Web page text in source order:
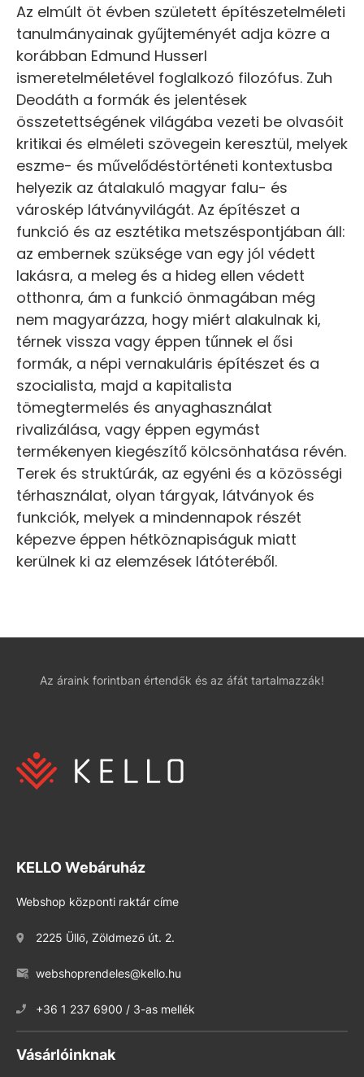
Az elmúlt öt évben született építészetelméleti
tanulmányainak gyűjteményét adja közre a
korábban Edmund Husserl
ismeretelméletével foglalkozó filozófus. Zuh
Deodáth a formák és jelentések
összetettségének világába vezeti be olvasóit
kritikai és elméleti szövegein keresztül, melyek
eszme- és művelődéstörténeti kontextusba
helyezik az átalakuló magyar falu- és
városkép látványvilágát. Az építészet a
funkció és az esztétika metszéspontjában áll:
az embernek szüksége van egy jól védett
lakásra, a meleg és a hideg ellen védett
otthonra, ám a funkció önmagában még
nem magyarázza, hogy miért alakulnak ki,
térnek vissza vagy éppen tűnnek el ősi
formák, a népi vernakuláris építészet és a
szocialista, majd a kapitalista
tömegtermelés és anyaghasználat
rivalizálása, vagy éppen egymást
termékenyen kiegészítő kölcsönhatása révén.
Terek és struktúrák, az egyéni és a közösségi
térhasználat, olyan tárgyak, látványok és
funkciók, melyek a mindennapok részét
képezve éppen hétköznapiságuk miatt
kerülnek ki az elemzések látóteréből.
Az áraink forintban értendők és az áfát tartalmazzák!
KELLO Webáruház
Webshop központi raktár címe
2225 Üllő, Zöldmező út. 2.
webshoprendeles@kello.hu
+36 1 237 6900 / 3-as mellék
Vásárlóinknak